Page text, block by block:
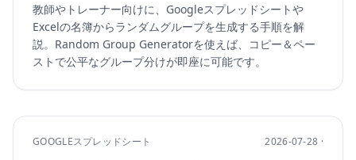
教師やトレーナー向けに、Googleスプレッドシートや
Excelの名簿からランダムグループを生成する手順を解
説。Random Group Generatorを使えば、コピー＆ペー
ストで公平なグループ分けが即座に可能です。
GOOGLEスプレッドシート 2026-07-28 ·